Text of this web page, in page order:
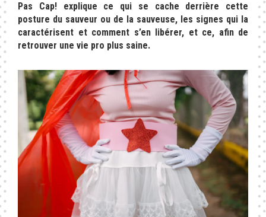
Pas Cap! explique ce qui se cache derrière cette
posture du sauveur ou de la sauveuse, les signes qui la
caractérisent et comment s’en libérer, et ce, afin de
retrouver une vie pro plus saine.